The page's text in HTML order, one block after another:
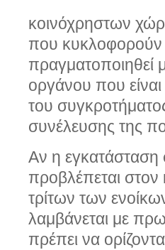
κοινόχρηστων
που κυκλοφορούν
οργάνου που είναι
του
συνέλευσης της
Αν η εγκατάσταση
προβλέπεται
τρίτων των
λαμβάνεται με
πρέπει να